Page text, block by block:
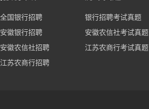
全国银行招聘
安徽银行招聘
安徽农信社招聘
江苏农商行招聘
银行招聘考试真题
安徽农信社考试真题
江苏农商行考试真题